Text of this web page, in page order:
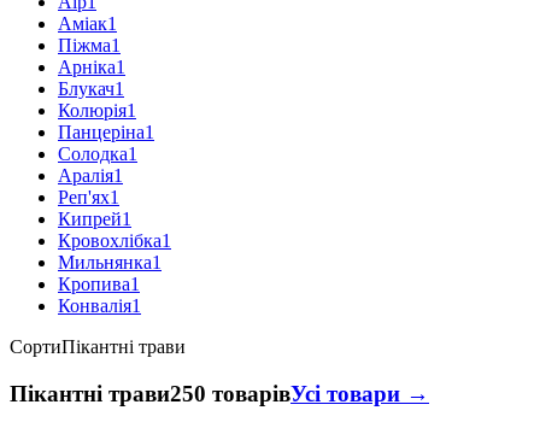
Аміак1
Піжма1
Арніка1
Блукач1
Колюрія1
Панцеріна1
Солодка1
Аралія1
Реп'ях1
Кипрей1
Кровохлібка1
Мильнянка1
Кропива1
Конвалія1
СортиПікантні трави
Пікантні трави250 товарівУсі товари →